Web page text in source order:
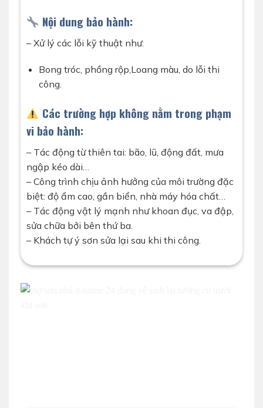
Nội dung bảo hành:
– Xử lý các lỗi kỹ thuật như:
Bong tróc, phồng rộp,Loang màu, do lỗi thi
công.
Các trường hợp không nằm trong phạm
vi bảo hành:
– Tác động từ thiên tai: bão, lũ, động đất, mưa
ngập kéo dài…
– Công trình chịu ảnh hưởng của môi trường đặc
biệt: độ ẩm cao, gần biển, nhà máy hóa chất…
– Tác động vật lý mạnh như khoan đục, va đập,
sửa chữa bởi bên thứ ba.
– Khách tự ý sơn sửa lại sau khi thi công.